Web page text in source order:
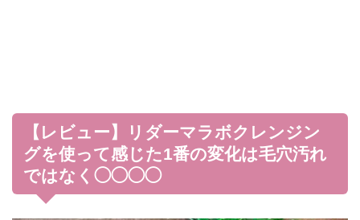
【レビュー】リダーマラボクレンジン
グを使って感じた1番の変化は毛穴汚れ
ではなく◯◯◯◯